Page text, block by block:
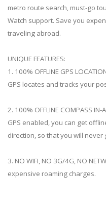
metro route search, must-go
Watch support. Save you
traveling abroad.
UNIQUE FEATURES:
1. 100% OFFLINE GPS
GPS locates and tracks your
2. 100% OFFLINE COMPASS IN-
GPS enabled, you can get
direction, so that you will
3. NO WIFI, NO 3G/4G, NO
expensive roaming charges.